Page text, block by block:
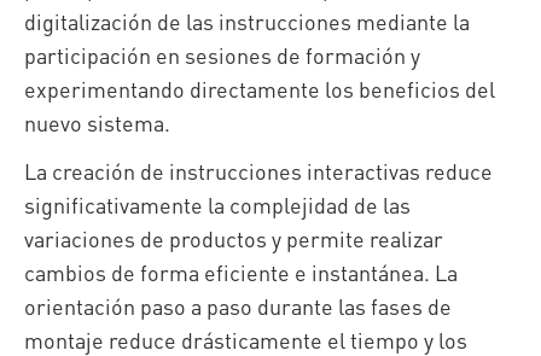
digitalización de las instrucciones mediante la
participación en sesiones de formación y
experimentando directamente los beneficios del
nuevo sistema.
La creación de instrucciones interactivas reduce
significativamente la complejidad de las
variaciones de productos y permite realizar
cambios de forma eficiente e instantánea. La
orientación paso a paso durante las fases de
montaje reduce drásticamente el tiempo y los